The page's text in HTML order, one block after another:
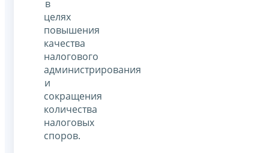
в
целях
повышения
качества
налогового
администрирования
и
сокращения
количества
налоговых
споров.